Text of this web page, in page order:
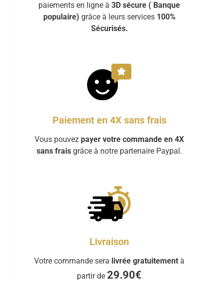
paiements en ligne à 3D sécure ( Banque
populaire) grâce à leurs services 100%
Sécurisés.
Paiement en 4X sans frais
Vous pouvez payer votre commande en 4X
sans frais grâce à notre partenaire Paypal.
Livraison
Votre commande sera livrée gratuitement à
partir de 29.90€